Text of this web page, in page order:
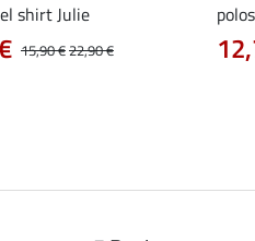
shirt Julie
15,90 €22,90 €